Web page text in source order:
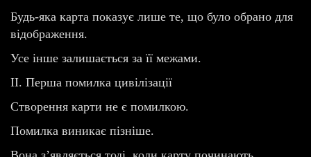
Будь-яка карта показує лише те, що було обрано для
відображення.
Усе інше залишається за її межами.
II. Перша помилка цивілізації
Створення карти не є помилкою.
Помилка виникає пізніше.